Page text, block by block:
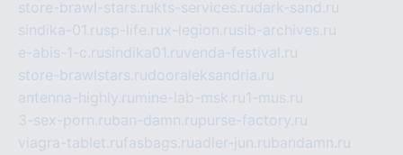
store-brawl-stars.rukts-services.rudark-sand.ru
sindika-01.rusp-life.rux-legion.rusib-archives.ru
e-abis-1-c.rusindika01.ruvenda-festival.ru
store-brawlstars.rudooraleksandria.ru
antenna-highly.ru mine-lab-msk.ru1-mus.ru
3-sex-porn.ruban-damn.rupurse-factory.ru
viagra-tablet.rufasbags.ruadler-jun.rubandamn.ru